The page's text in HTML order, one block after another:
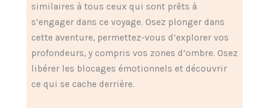
similaires à tous ceux qui sont prêts à
s’engager dans ce voyage. Osez plonger dans
cette aventure, permettez-vous d’explorer vos
profondeurs, y compris vos zones d’ombre. Osez
libérer les blocages émotionnels et découvrir
ce qui se cache derrière.